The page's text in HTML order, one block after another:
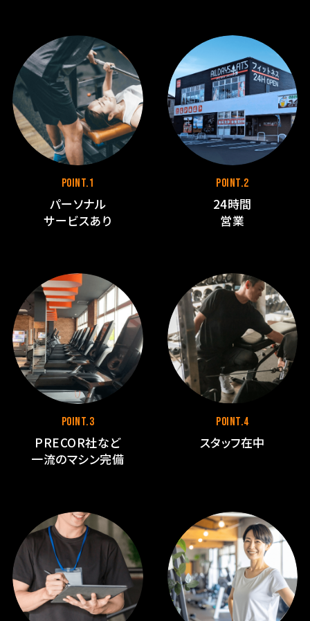
POINT.1
パーソナル
サービスあり
POINT.2
24時間
営業
POINT.3
PRECOR社など
⼀流のマシン完備
POINT.4
スタッフ在中